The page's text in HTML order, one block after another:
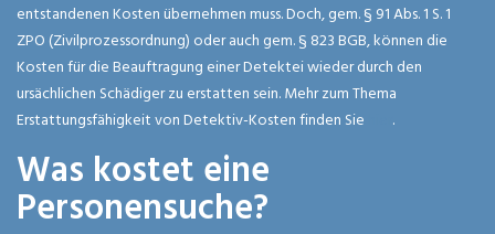
entstandenen Kosten übernehmen muss. Doch, gem. § 91 Abs. 1 S. 1
ZPO (Zivilprozessordnung) oder auch gem. § 823 BGB, können die
Kosten für die Beauftragung einer Detektei wieder durch den
ursächlichen Schädiger zu erstatten sein. Mehr zum Thema
Erstattungsfähigkeit von Detektiv-Kosten finden Sie
.
Was kostet eine
Personensuche?